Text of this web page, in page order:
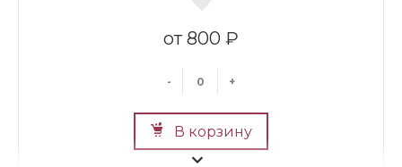
800 ₽
- +
В корзину